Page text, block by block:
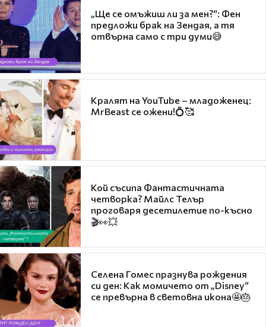
„Ще се омъжиш ли за мен?“: Фен
предложи брак на Зендая, а тя
отвърна само с три думи😅
Кралят на YouTube – младоженец:
MrBeast се ожени!💍🥰
Кой съсипа Фантастичната
четворка? Майлс Телър
проговаря десетилетие по-късно
🎬👀💥
Селена Гомес празнува рождения
си ден: Как момичето от „Disney“
се превърна в световна икона🤩🎂